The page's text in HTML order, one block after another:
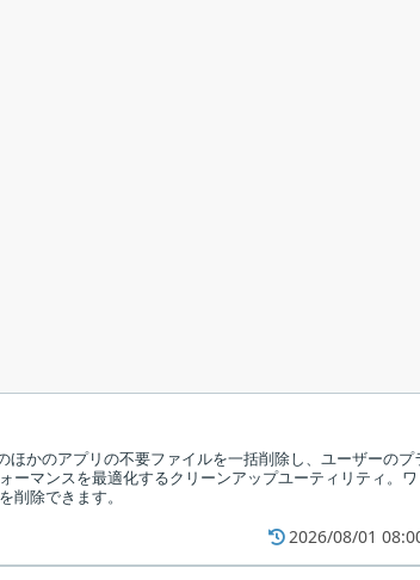
ほかのアプリの不要ファイルを一括削除し、ユーザーのプ
ーマンスを最適化するクリーンアップユーティリティ。ワ
削除できます。
2026/08/01